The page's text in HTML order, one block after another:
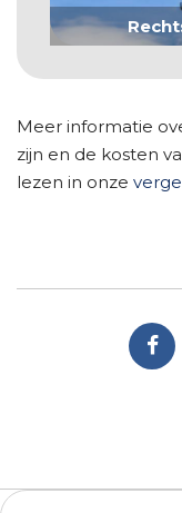
Meer informatie
zijn en de kosten
lezen in onze